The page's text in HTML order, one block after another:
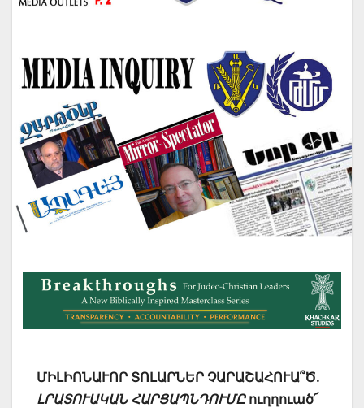
ՄԻԼԻՈՆԱՒՈՐ ՏՈԼԱՐՆԵՐ ՉԱՐԱՇԱՀՈՒԱ՞Ծ.
ԼՐԱՏՈՒԱԿԱՆ ՀԱՐՑԱՊՆԴՈՒՄԸ ուղղուած՜